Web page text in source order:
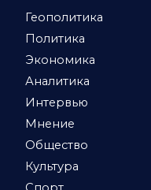
Геополитика
Политика
Экономика
Аналитика
Интервью
Мнение
Общество
Культура